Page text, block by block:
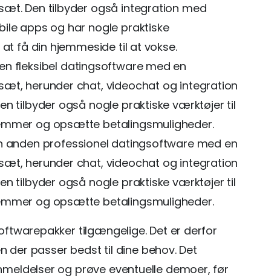
Den tilbyder også integration med
apps og har nogle praktiske
få din hjemmeside til at vokse.
fleksibel datingsoftware med en
herunder chat, videochat og integration
tilbyder også nogle praktiske værktøjer til
og opsætte betalingsmuligheder.
anden professionel datingsoftware med en
herunder chat, videochat og integration
tilbyder også nogle praktiske værktøjer til
og opsætte betalingsmuligheder.
tilgængelige. Det er derfor
der passer bedst til dine behov. Det
og prøve eventuelle demoer, før